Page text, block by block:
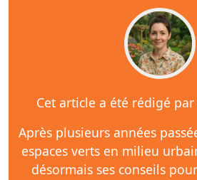
Cet article a été rédigé
Après plusieurs années
espaces verts en milieu
désormais ses conseils